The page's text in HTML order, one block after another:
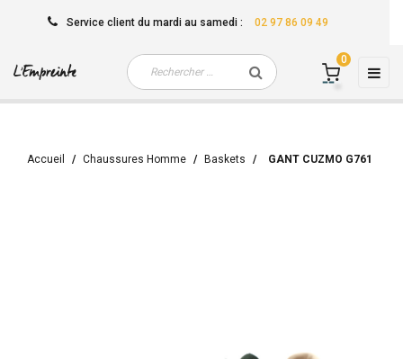
Service client du mardi au samedi : 02 97 86 09 49
☰
0
Accueil Chaussures Homme Baskets GANT CUZMO G761